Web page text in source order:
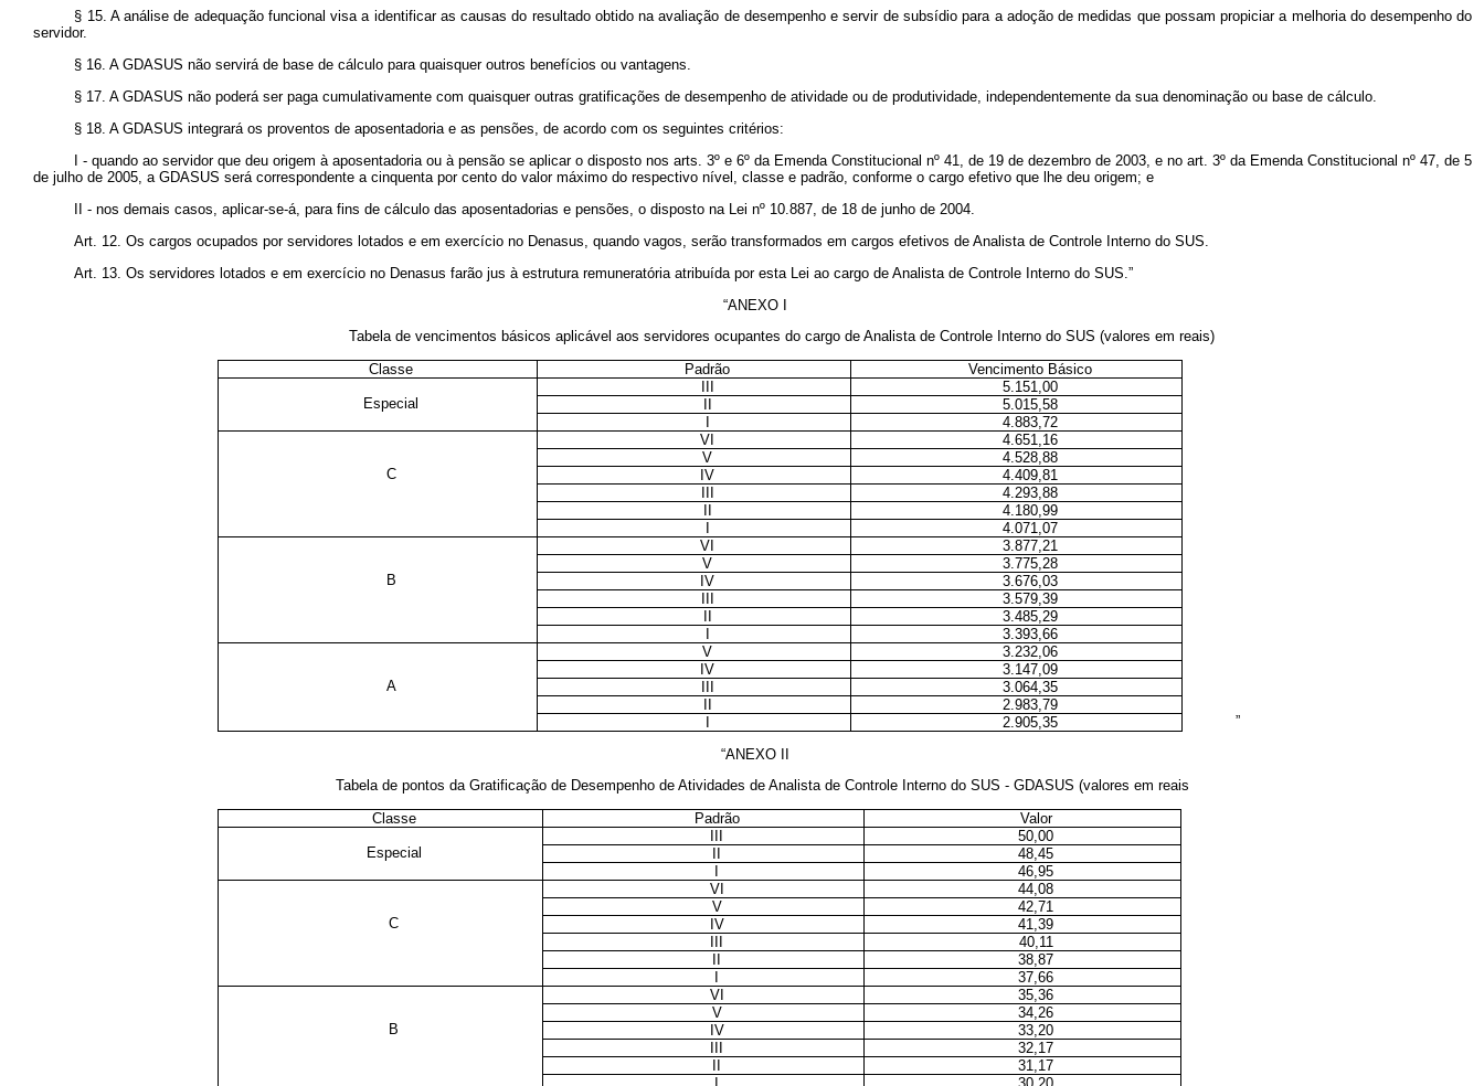
§ 15. A análise de adequação funcional visa a identificar as causas do resultado obtido na avaliação de desempenho e servir de subsídio para a adoção de medidas que possam propiciar a melhoria do desempenho do
servidor.
§ 16. A GDASUS não servirá de base de cálculo para quaisquer outros benefícios ou vantagens.
§ 17. A GDASUS não poderá ser paga cumulativamente com quaisquer outras gratificações de desempenho de atividade ou de produtividade, independentemente da sua denominação ou base de cálculo.
§ 18. A GDASUS integrará os proventos de aposentadoria e as pensões, de acordo com os seguintes critérios:
I - quando ao servidor que deu origem à aposentadoria ou à pensão se aplicar o disposto nos arts. 3º e 6º da Emenda Constitucional nº 41, de 19 de dezembro de 2003, e no art. 3º da Emenda Constitucional nº 47, de 5
de julho de 2005, a GDASUS será correspondente a cinquenta por cento do valor máximo do respectivo nível, classe e padrão, conforme o cargo efetivo que lhe deu origem; e
II - nos demais casos, aplicar-se-á, para fins de cálculo das aposentadorias e pensões, o disposto na Lei nº 10.887, de 18 de junho de 2004.
Art. 12. Os cargos ocupados por servidores lotados e em exercício no Denasus, quando vagos, serão transformados em cargos efetivos de Analista de Controle Interno do SUS.
Art. 13. Os servidores lotados e em exercício no Denasus farão jus à estrutura remuneratória atribuída por esta Lei ao cargo de Analista de Controle Interno do SUS.”
“ANEXO I
Tabela de vencimentos básicos aplicável aos servidores ocupantes do cargo de Analista de Controle Interno do SUS (valores em reais)
Classe
Padrão
Vencimento Básico
III
5.151,00
Especial
II
5.015,58
I
4.883,72
VI
4.651,16
V
4.528,88
C
IV
4.409,81
III
4.293,88
II
4.180,99
I
4.071,07
VI
3.877,21
V
3.775,28
B
IV
3.676,03
III
3.579,39
II
3.485,29
I
3.393,66
V
3.232,06
IV
3.147,09
A
III
3.064,35
II
2.983,79
I
2.905,35 ”
“ANEXO II
Tabela de pontos da Gratificação de Desempenho de Atividades de Analista de Controle Interno do SUS - GDASUS (valores em reais
Classe
Padrão
Valor
III
50,00
Especial
II
48,45
I
46,95
VI
44,08
V
42,71
C
IV
41,39
III
40,11
II
38,87
I
37,66
VI
35,36
V
34,26
B
IV
33,20
III
32,17
II
31,17